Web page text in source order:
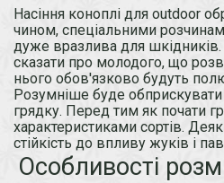
Насіння коноплі для outdoor
чином, спеціальними
дуже вразлива для
сказати про молодого, що
нього обов'язково будуть
Розумніше буде
грядку. Перед тим як почати
характеристиками сортів.
стійкість до впливу жуків і
Особливості